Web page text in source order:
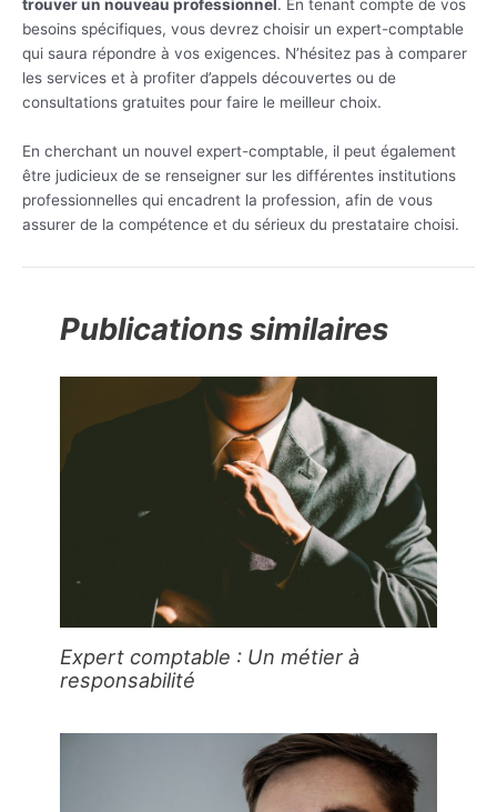
trouver un nouveau professionnel . En tenant compte de vos
besoins spécifiques, vous devrez choisir un expert-comptable
qui saura répondre à vos exigences. N’hésitez pas à comparer
les services et à profiter d’appels découvertes ou de
consultations gratuites pour faire le meilleur choix.
En cherchant un nouvel expert-comptable, il peut également
être judicieux de se renseigner sur les différentes institutions
professionnelles qui encadrent la profession, afin de vous
assurer de la compétence et du sérieux du prestataire choisi.
Publications similaires
Expert comptable : Un métier à
responsabilité